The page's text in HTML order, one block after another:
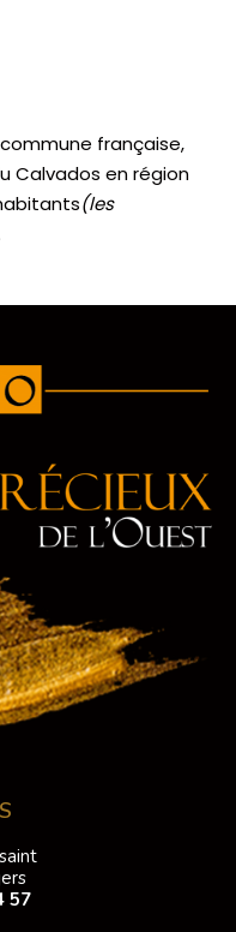
française,
Calvados en région
(les
57